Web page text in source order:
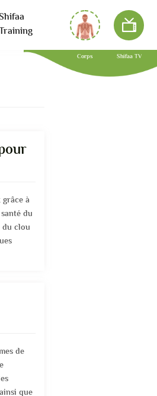
Corps Shifaa TV
à
du
clou
de
que